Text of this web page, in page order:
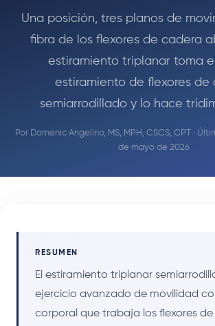
Una posición, tres planos de
fibra de los flexores de cadera
estiramiento triplanar toma
estiramiento de flexores de
semiarrodillado y lo hace
Por Domenic Angelino, MS, MPH, CSCS, CPT ·
de mayo de 2026
RESUMEN
El estiramiento triplanar
ejercicio avanzado de movilidad
corporal que trabaja los flexores